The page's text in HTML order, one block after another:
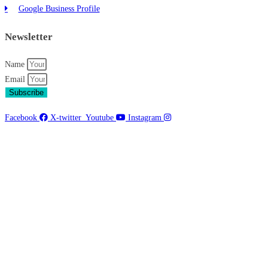
Google Business Profile
Newsletter
Name
Email
Subscribe
Facebook X-twitter Youtube Instagram